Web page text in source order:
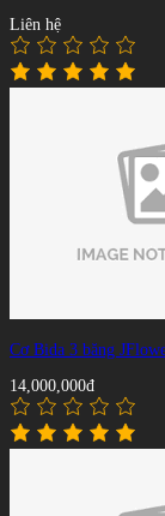
Liên hệ
Cơ Bida 3 băng
14,000,000đ